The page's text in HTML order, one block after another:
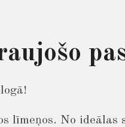
līmeņos. No ideālas